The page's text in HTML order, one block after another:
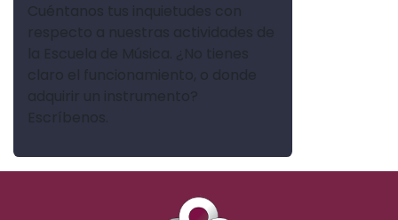
Cuéntanos tus inquietudes con
respecto a nuestras actividades de
la Escuela de Música. ¿No tienes
claro el funcionamiento, o donde
adquirir un instrumento?
Escríbenos.